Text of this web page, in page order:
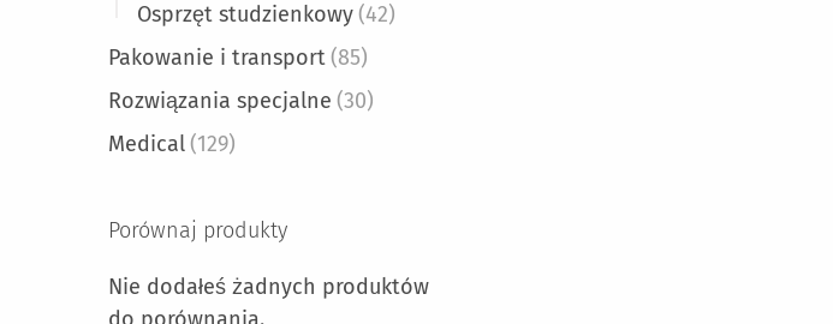
Osprzęt studzienkowy(42)
Pakowanie i transport(85)
Rozwiązania specjalne (30)
Medical(129)
Porównaj produkty
Nie dodałeś żadnych produktów